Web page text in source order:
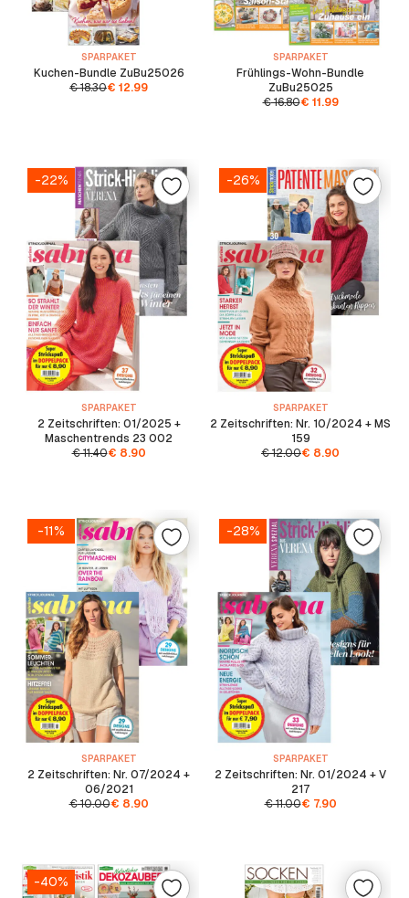
SPARPAKET
Kuchen-Bundle ZuBu25026
€18.30€ 12.99
SPARPAKET
Frühlings-Wohn-Bundle
ZuBu25025
€16.80€ 11.99
-22%
SPARPAKET
2 Zeitschriften: 01/2025 +
Maschentrends 23 002
€11.40€ 8.90
-26%
SPARPAKET
2 Zeitschriften: Nr. 10/2024 + MS
159
€12.00€ 8.90
-11%
SPARPAKET
2 Zeitschriften: Nr. 07/2024 +
06/2021
€10.00€ 8.90
-28%
SPARPAKET
2 Zeitschriften: Nr. 01/2024 + V
217
€11.00€ 7.90
-40%